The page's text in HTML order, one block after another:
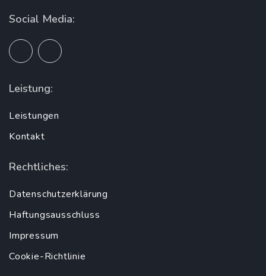
Social Media:
Leistung:
Leistungen
Kontakt
Rechtliches:
Datenschutzerklärung
Haftungsausschluss
Impressum
Cookie-Richtlinie